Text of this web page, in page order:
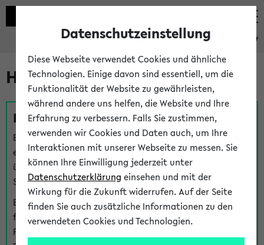
eKVV
Hilfe & Kontakt
Fragen zu einzelnen Veranstaltungen
Bei inhaltlichen und organisatorischen Fragen zu
einzelnen Veranstaltungen finden Sie Ansprechpersonen
über denFragen-Link bei jeder Veranstaltung. Der BIS
Support kann hier meist keine direkte Hilfe leisten.
Bei Veranstaltungen mit eKVV Teilnahmemanagement
finden Sie eine Auskunft über die Personen, die Ihre
Platzzuteilung im eKVV eingetragen haben, auf der
Datenschutzeinstellung
Diese Webseite verwendet Cookies und ähnliche
Technologien. Einige davon sind essentiell, um die
Funktionalität der Website zu gewährleisten,
während andere uns helfen, die Website und Ihre
Erfahrung zu verbessern. Falls Sie zustimmen,
verwenden wir Cookies und Daten auch, um Ihre
Interaktionen mit unserer Webseite zu messen. Sie
können Ihre Einwilligung jederzeit unter
Datenschutzerklärung einsehen und mit der
Wirkung für die Zukunft widerrufen. Auf der Seite
finden Sie auch zusätzliche Informationen zu den
verwendeten Cookies und Technologien.